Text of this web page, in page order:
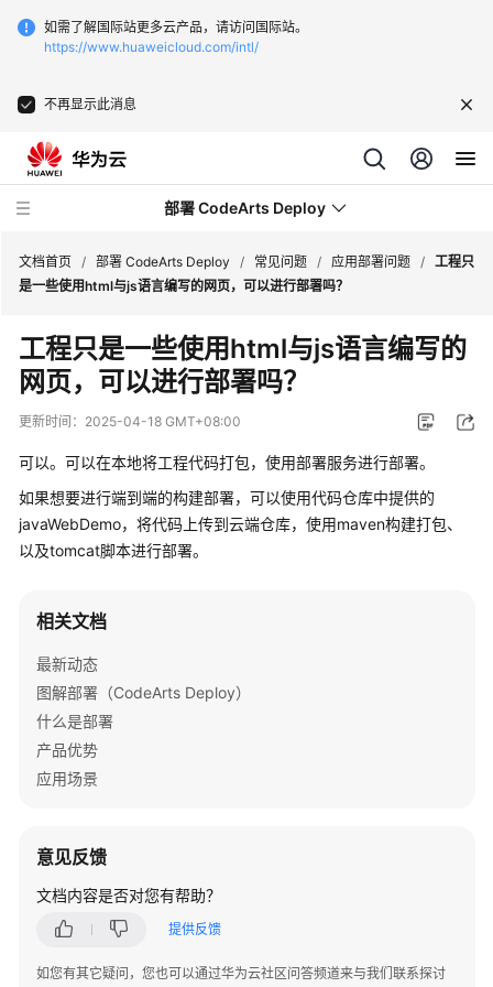
如需了解国际站更多云产品，请访问国际站。
https://www.huaweicloud.com/intl/
不再显示此消息
部署 CodeArts Deploy
最
新
动
产
介
绍
入
用
户
指
南
佳
践
参
文档首页 / 部署 CodeArts Deploy / 常见问题 / 应用部署问题 / 工程只
是一些使用html与js语言编写的网页，可以进行部署吗？
工程只是一些使用html与js语言编写的
网页，可以进行部署吗？
更新时间： 2025-04-18 GMT+08:00
可以。可以在本地将工程代码打包，使用部署服务进行部署。
如果想要进行端到端的构建部署，可以使用代码仓库中提供的
javaWebDemo，将代码上传到云端仓库，使用maven构建打包、
以及tomcat脚本进行部署。
相关文档
最新动态
图解部署（CodeArts Deploy）
什么是部署
产品优势
应用场景
意见反馈
文档内容是否对您有帮助？
提供反馈
如您有其它疑问，您也可以通过华为云社区问答频道来与我们联系探讨